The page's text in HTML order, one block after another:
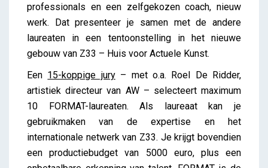
professionals en een zelfgekozen coach, nieuw
werk. Dat presenteer je samen met de andere
laureaten in een tentoonstelling in het nieuwe
gebouw van Z33 – Huis voor Actuele Kunst.
Een 15-koppige jury– met o.a. Roel De Ridder,
artistiek directeur van AW – selecteert maximum
10 FORMAT-laureaten. Als laureaat kan je
gebruikmaken van de expertise en het
internationale netwerk van Z33. Je krijgt bovendien
een productiebudget van 5000 euro, plus een